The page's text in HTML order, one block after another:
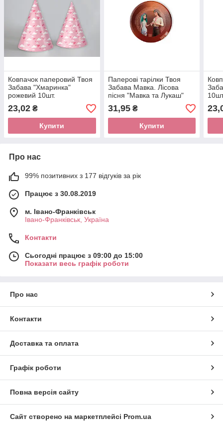
Ковпачок паперовий Твоя
Забава "Хмаринка"
рожевий 10шт.
23,02 ₴
Купити
Паперові тарілки Твоя
Забава Мавка. Лісова
пісня "Мавка та Лукаш"
червоні 10шт. (18см.)
31,95₴
Купити
Про нас
99% позитивних з 177 відгуків за рік
Працює з 30.08.2019
м. Івано-Франківськ
Івано-Франківськ, Україна
Контакти
Сьогодні працює з 09:00 до 15:00
Показати весь графік роботи
Про нас
Контакти
Доставка та оплата
Графік роботи
Повна версія сайту
Сайт створено на маркетплейсі Prom.ua